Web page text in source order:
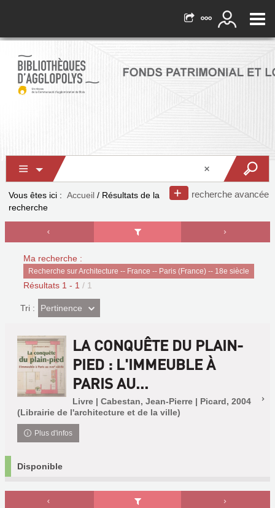
recherche avancée
Vous êtes ici : Accueil / Résultats de la
recherche
Ma recherche :
Recherche sur Architecture -- France -- Paris (France) -- 18e siècle
Résultats 1 - 1 / 1
Tri : (Effet
imédiat)
Pertinence
LA CONQUÊTE DU PLAIN-
PIED : L'IMMEUBLE À
PARIS AU...
Livre | Cabestan, Jean-Pierre | Picard, 2004
(Librairie de l'architecture et de la ville)
Plus d'infos
Disponible